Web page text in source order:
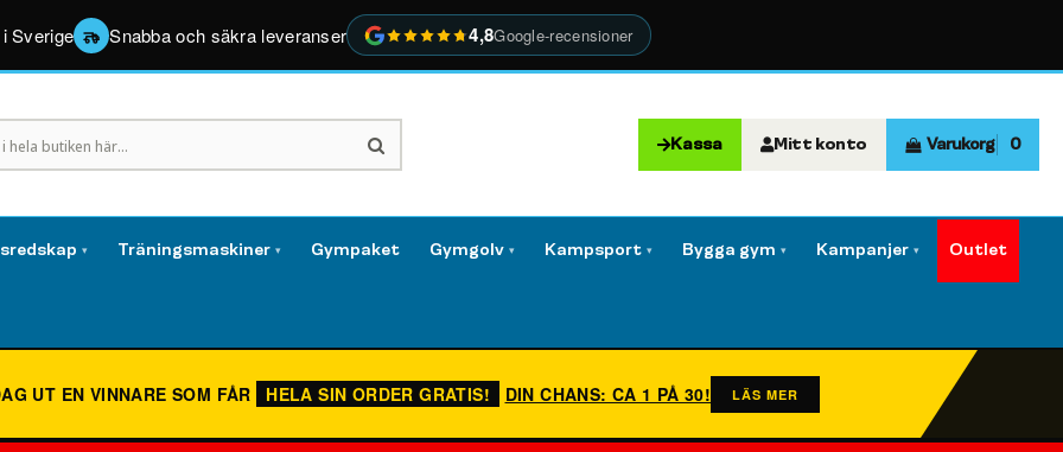
Sverige Snabba och säkra leveranser 4,8Google-recensioner
Kassa Mitt konto Varukorg 0
▾ Träningsmaskiner ▾ Gympaket Gymgolv ▾ Kampsport ▾ Bygga gym ▾ Kampanjer ▾ Outlet
UT EN VINNARE SOM FÅR HELA SIN ORDER GRATIS! DIN CHANS: CA 1 PÅ 30! LÄS MER